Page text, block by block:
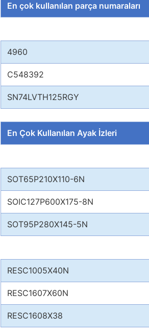
En çok kullanılan parça numaraları
4960
C548392
SN74LVTH125RGY
En Çok Kullanılan Ayak İzleri
SOT65P210X110-6N
SOIC127P600X175-8N
SOT95P280X145-5N
RESC1005X40N
RESC1607X60N
RESC1608X38